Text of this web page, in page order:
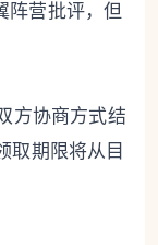
阵营批评，但
方协商方式结
取期限将从目